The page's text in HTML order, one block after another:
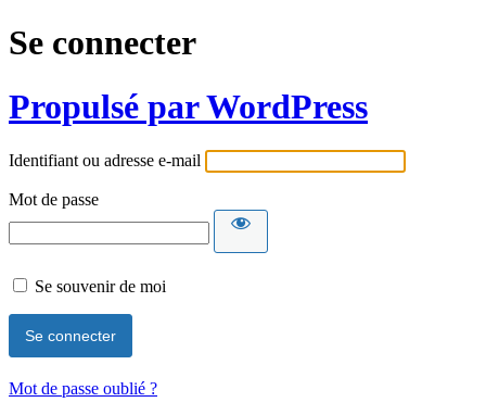
Se connecter
Propulsé par WordPress
Identifiant ou adresse e-mail
Mot de passe
Se souvenir de moi
Mot de passe oublié ?